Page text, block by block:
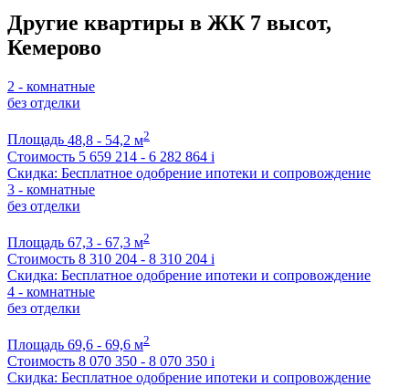
Другие квартиры в ЖК 7 высот,
Кемерово
2 - комнатные
без отделки
Площадь 48,8 - 54,2 м2
Стоимость 5 659 214 - 6 282 864 i
Скидка: Бесплатное одобрение ипотеки и сопровождение
3 - комнатные
без отделки
Площадь 67,3 - 67,3 м2
Стоимость 8 310 204 - 8 310 204 i
Скидка: Бесплатное одобрение ипотеки и сопровождение
4 - комнатные
без отделки
Площадь 69,6 - 69,6 м2
Стоимость 8 070 350 - 8 070 350 i
Скидка: Бесплатное одобрение ипотеки и сопровождение